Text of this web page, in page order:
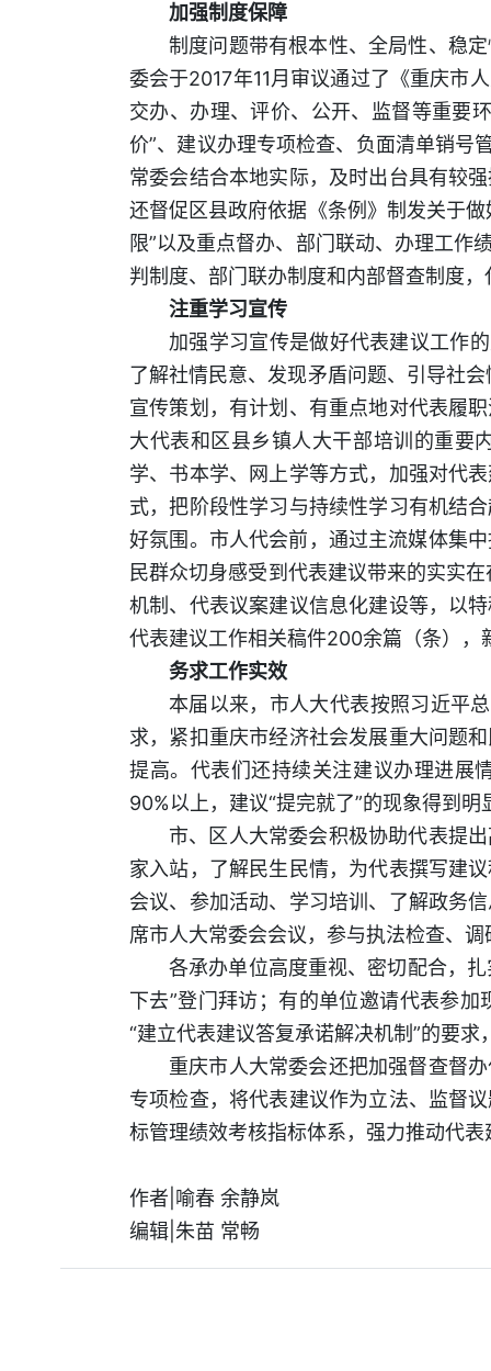
加强制度保障
制度问题带有根本性、全局性、稳
委会于2017年11月审议通过了《重庆市
交办、办理、评价、公开、监督等重要
价”、建议办理专项检查、负面清单销号
常委会结合本地实际，及时出台具有较
还督促区县政府依据《条例》制发关于
限”以及重点督办、部门联动、办理工作
判制度、部门联办制度和内部督查制度
注重学习宣传
加强学习宣传是做好代表建议工作
了解社情民意、发现矛盾问题、引导社
宣传策划，有计划、有重点地对代表履
大代表和区县乡镇人大干部培训的重要
学、书本学、网上学等方式，加强对代
式，把阶段性学习与持续性学习有机结
好氛围。市人代会前，通过主流媒体集
民群众切身感受到代表建议带来的实实
机制、代表议案建议信息化建设等，以
代表建议工作相关稿件200余篇（条）
务求工作实效
本届以来，市人大代表按照习近平
求，紧扣重庆市经济社会发展重大问题
提高。代表们还持续关注建议办理进展
90%以上，建议“提完就了”的现象得到明
市、区人大常委会积极协助代表提
家入站，了解民生民情，为代表撰写建
会议、参加活动、学习培训、了解政务
席市人大常委会会议，参与执法检查、
各承办单位高度重视、密切配合，
下去”登门拜访；有的单位邀请代表参
“建立代表建议答复承诺解决机制”的要
重庆市人大常委会还把加强督查督
专项检查，将代表建议作为立法、监督
标管理绩效考核指标体系，强力推动代
作者|喻春 余静岚
编辑|朱苗 常畅